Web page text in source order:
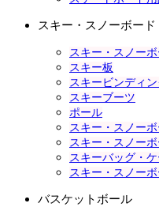
スキー・スノーボード
スキー・スノー
スキー板
スキービンディ
スキーブーツ
ポール
スキー・スノー
スキー・スノー
スキーバッグ・ケ
スキー・スノー
バスケットボール